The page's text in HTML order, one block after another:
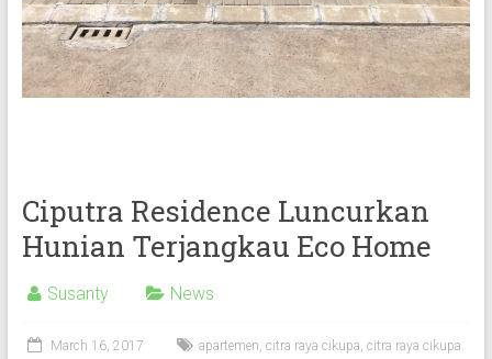
Ciputra Residence Luncurkan
Hunian Terjangkau Eco Home
Susanty News
March 16, 2017 apartemen, citra raya cikupa, citra raya cikupa.